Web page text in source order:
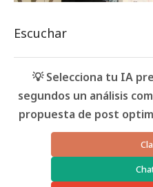
Escuchar
💡 Selecciona tu IA
segundos un análisis
propuesta de post